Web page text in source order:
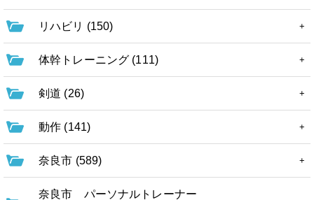
リハビリ (150)
体幹トレーニング (111)
剣道 (26)
動作 (141)
奈良市 (589)
奈良市 パーソナルトレーナー